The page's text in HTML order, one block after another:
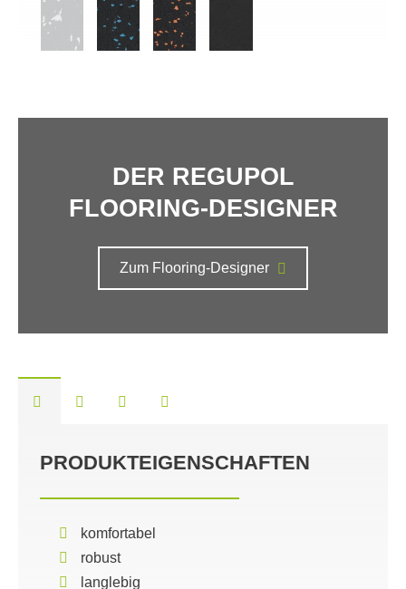
DER REGUPOL
FLOORING-DESIGNER
Zum Flooring-Designer
PRODUKTEIGENSCHAFTEN
komfortabel
robust
langlebig